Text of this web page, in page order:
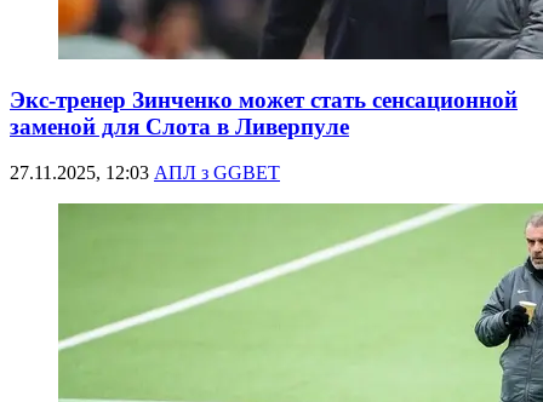
Экс-тренер Зинченко может стать сенсационной
заменой для Слота в Ливерпуле
27.11.2025, 12:03 АПЛ з GGBET